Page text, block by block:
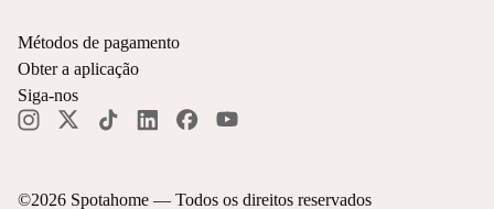
©2026 Spotahome — Todos os direitos reservados
Métodos de pagamento
Obter a aplicação
Siga-nos